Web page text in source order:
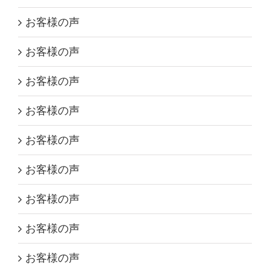
お客様の声
お客様の声
お客様の声
お客様の声
お客様の声
お客様の声
お客様の声
お客様の声
お客様の声